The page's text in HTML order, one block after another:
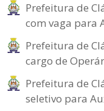
Prefeitura de
com vaga para
Prefeitura de
cargo de
Prefeitura de
seletivo para